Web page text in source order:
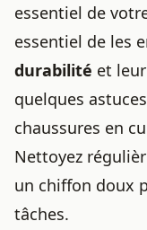
essentiel de
essentiel de les
durabilité et leur
quelques
chaussures en
Nettoyez
un chiffon doux
tâches.